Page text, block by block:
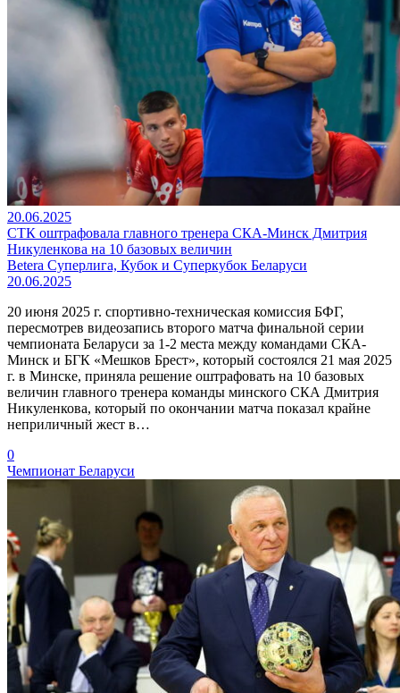
20.06.2025
СТК оштрафовала главного тренера СКА-Минск Дмитрия
Никуленкова на 10 базовых величин
Betera Суперлига, Кубок и Суперкубок Беларуси
20.06.2025
20 июня 2025 г. спортивно-техническая комиссия БФГ,
пересмотрев видеозапись второго матча финальной серии
чемпионата Беларуси за 1-2 места между командами СКА-
Минск и БГК «Мешков Брест», который состоялся 21 мая 2025
г. в Минске, приняла решение оштрафовать на 10 базовых
величин главного тренера команды минского СКА Дмитрия
Никуленкова, который по окончании матча показал крайне
неприличный жест в…
0
Чемпионат Беларуси